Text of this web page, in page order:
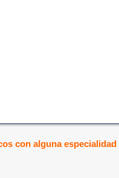
con alguna especialidad